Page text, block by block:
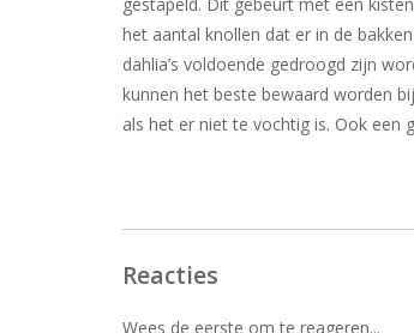
het aantal knollen dat er in de
dahlia’s voldoende gedroogd zijn
kunnen het beste bewaard worden
als het er niet te vochtig is. Ook een
Reacties
Wees de eerste om te reageren...